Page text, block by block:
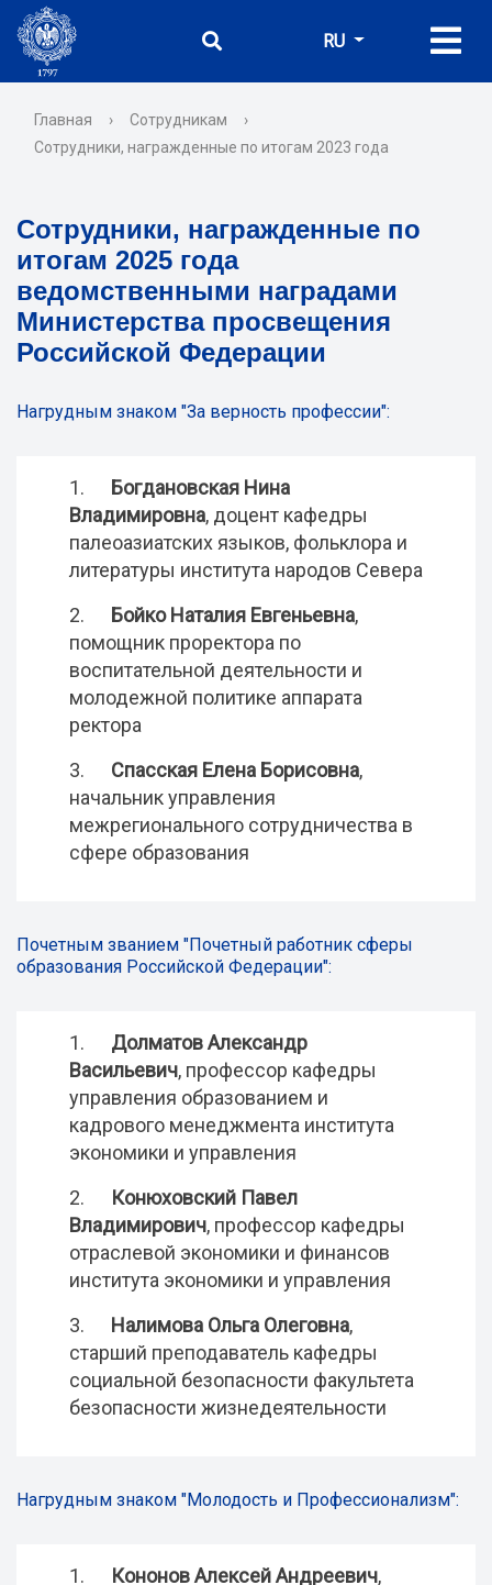
RU
Главная › Сотрудникам
›
Сотрудники, награжденные по итогам 2023 года
Сотрудники, награжденные по
итогам 2025 года
ведомственными наградами
Министерства просвещения
Российской Федерации
Нагрудным знаком "За верность профессии":
1.
Богдановская Нина
Владимировна, доцент кафедры
палеоазиатских языков, фольклора и
литературы института народов Севера
2.
Бойко Наталия Евгеньевна,
помощник проректора по
воспитательной деятельности и
молодежной политике аппарата
ректора
3. Спасская Елена Борисовна,
начальник управления
межрегионального сотрудничества в
сфере образования
Почетным званием "Почетный работник сферы
образования Российской Федерации":
1. Долматов Александр
Васильевич, профессор кафедры
управления образованием и
кадрового менеджмента института
экономики и управления
2. Конюховский Павел
Владимирович, профессор кафедры
отраслевой экономики и финансов
института экономики и управления
3. Налимова Ольга Олеговна,
старший преподаватель кафедры
социальной безопасности факультета
безопасности жизнедеятельности
Нагрудным знаком "Молодость и Профессионализм":
1. Кононов Алексей Андреевич,